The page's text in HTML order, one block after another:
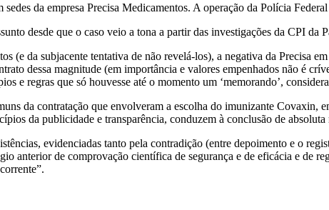
da empresa Precisa Medicamentos. A operação da Polícia
desde que o caso veio a tona a partir das investigações da CPI da
(e da subjacente tentativa de não revelá-los), a negativa da Precisa
dessa magnitude (em importância e valores empenhados não é
e regras que só houvesse até o momento um ‘memorando’,
da contratação que envolveram a escolha do imunizante Covaxin,
da publicidade e transparência, conduzem à conclusão de absoluta
evidenciadas tanto pela contradição (entre depoimento e o
anterior de comprovação científica de segurança e de eficácia e de